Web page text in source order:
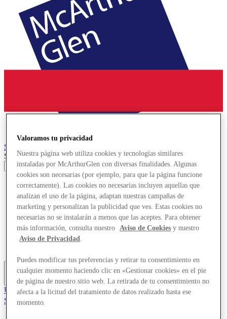
Serravalle
Search input
Tiendas
Ofertas
Planifica tu visita
Servicios
¿Qué pasa?
Comer y beber
Tarjetas regalo
Más
Únete al Club
Salvado
Valoramos tu privacidad
Nuestra página web utiliza cookies y tecnologías similares
instaladas por McArthurGlen con diversas finalidades. Algunas
cookies son necesarias (por ejemplo, para que la página funcione
correctamente). Las cookies no necesarias incluyen aquellas que
analizan el uso de la página, adaptan nuestras campañas de
marketing y personalizan la publicidad que ves. Estas cookies no
necesarias no se instalarán a menos que las aceptes. Para obtener
más información, consulta nuestro
Aviso de Cookies y nuestro
Aviso de Privacidad
Puedes modificar tus preferencias y retirar tu consentimiento en
cualquier momento haciendo clic en «Gestionar cookies» en el pie
de página de nuestro sitio web. La retirada de tu consentimiento no
afecta a la licitud del tratamiento de datos realizado hasta ese
momento.